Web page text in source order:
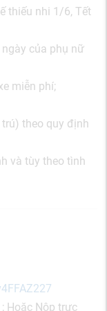
thiếu nhi 1/6, Tết
của phụ nữ
miễn phí;
theo quy định
và tùy theo tình
; Hoặc Nộp trực